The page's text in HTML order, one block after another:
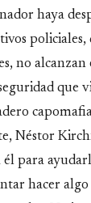
haya
no
que
Néstor
él para
hacer algo